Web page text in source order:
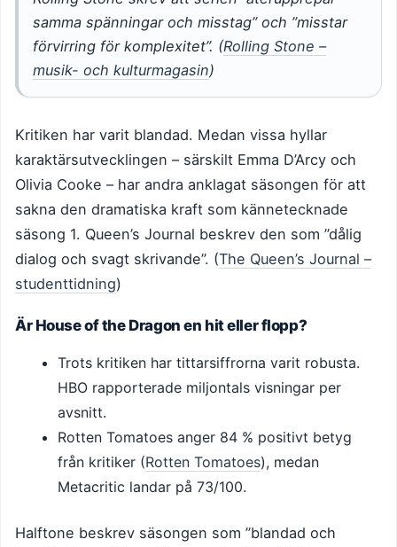
samma spänningar och misstag” och ”misstar
förvirring för komplexitet”. (Rolling Stone –
musik- och kulturmagasin)
Kritiken har varit blandad. Medan vissa hyllar
karaktärsutvecklingen – särskilt Emma D’Arcy och
Olivia Cooke – har andra anklagat säsongen för att
sakna den dramatiska kraft som kännetecknade
säsong 1. Queen’s Journal beskrev den som ”dålig
dialog och svagt skrivande”. (The Queen’s Journal –
studenttidning)
Är House of the Dragon en hit eller flopp?
Trots kritiken har tittarsiffrorna varit robusta.
HBO rapporterade miljontals visningar per
avsnitt.
Rotten Tomatoes anger 84 % positivt betyg
från kritiker (Rotten Tomatoes), medan
Metacritic landar på 73/100.
Halftone beskrev säsongen som ”blandad och